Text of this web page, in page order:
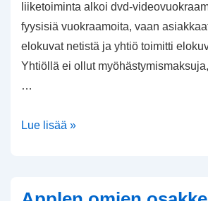
liiketoiminta alkoi dvd-
fyysisiä vuokraamoita, vaan
elokuvat netistä ja yhtiö toimitti
Yhtiöllä ei ollut
…
Yhtiöesittelyssä
Lue lisää »